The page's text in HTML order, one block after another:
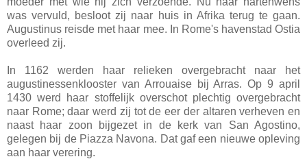
was vervuld, besloot zij naar huis in Afrika terug te gaan.
Augustinus reisde met haar mee. In Rome's havenstad Ostia
overleed zij.
In 1162 werden haar relieken overgebracht naar het
augustinessenklooster van Arrouaise bij Arras. Op 9 april
1430 werd haar stoffelijk overschot plechtig overgebracht
naar Rome; daar werd zij tot de eer der altaren verheven en
naast haar zoon bijgezet in de kerk van San Agostino,
gelegen bij de Piazza Navona. Dat gaf een nieuwe opleving
aan haar verering.